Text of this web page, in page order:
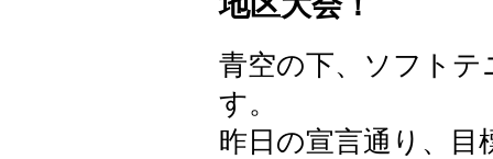
青空の下、ソフト
す。
昨日の宣言通り、